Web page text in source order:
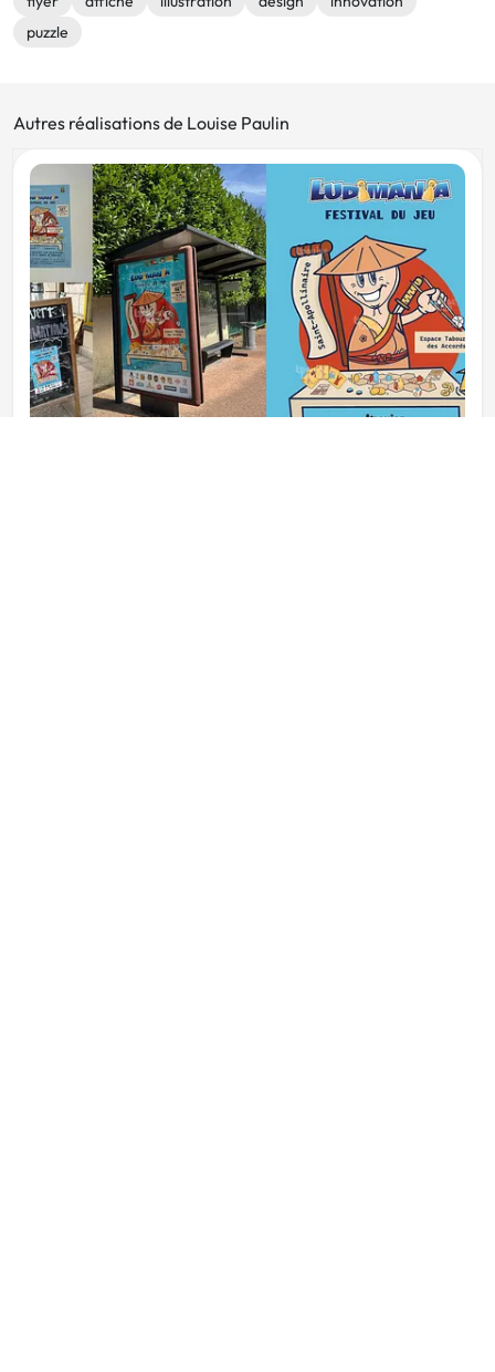
puzzle
Autres réalisations de Louise Paulin